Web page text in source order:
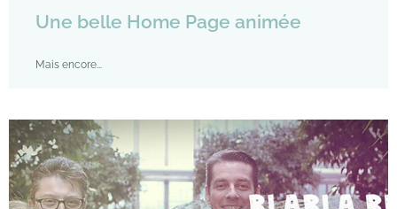
Une belle Home Page animée
Mais encore...